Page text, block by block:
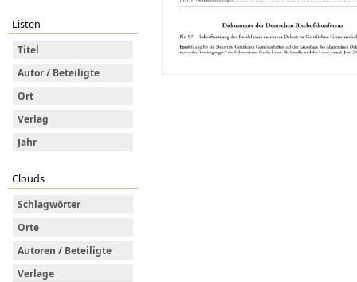
Listen
Titel
Autor / Beteiligte
Ort
Verlag
Jahr
Clouds
Schlagwörter
Orte
Autoren / Beteiligte
Verlage